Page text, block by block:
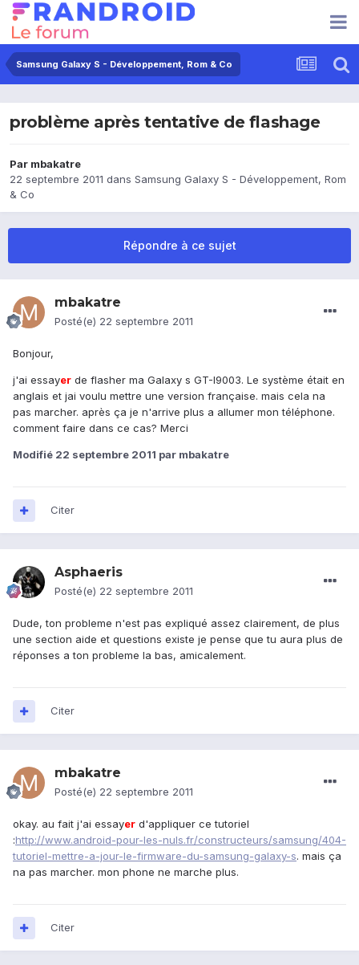
Samsung Galaxy S - Développement, Rom & Co
problème après tentative de flashage
Par mbakatre
22 septembre 2011 dans Samsung Galaxy S - Développement, Rom
& Co
Répondre à ce sujet
mbakatre
Posté(e) 22 septembre 2011
Bonjour,
j'ai essayer de flasher ma Galaxy s GT-I9003. Le système était en
anglais et jai voulu mettre une version française. mais cela na
pas marcher. après ça je n'arrive plus a allumer mon téléphone.
comment faire dans ce cas? Merci
Modifié 22 septembre 2011 par mbakatre
Citer
Asphaeris
Posté(e) 22 septembre 2011
Dude, ton probleme n'est pas expliqué assez clairement, de plus
une section aide et questions existe je pense que tu aura plus de
réponses a ton probleme la bas, amicalement.
Citer
mbakatre
Posté(e) 22 septembre 2011
okay. au fait j'ai essayer d'appliquer ce tutoriel
:http://www.android-pour-les-nuls.fr/constructeurs/samsung/404-
tutoriel-mettre-a-jour-le-firmware-du-samsung-galaxy-s. mais ça
na pas marcher. mon phone ne marche plus.
Citer